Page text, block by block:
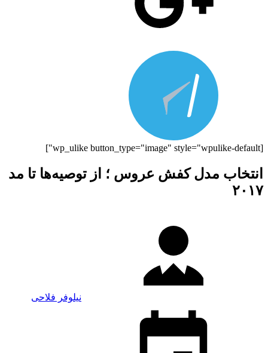
[wp_ulike button_type="image" style="wpulike-default"]
انتخاب مدل کفش عروس ؛ از توصیه‌ها تا مد
۲۰۱۷
نیلوفر فلاحی